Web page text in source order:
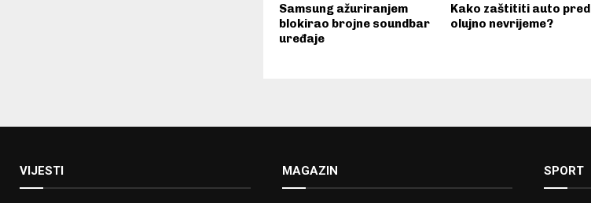
Samsung ažuriranjem
blokirao brojne soundbar
uređaje
Kako zaštititi auto pred
olujno nevrijeme?
VIJESTI MAGAZIN SPORT